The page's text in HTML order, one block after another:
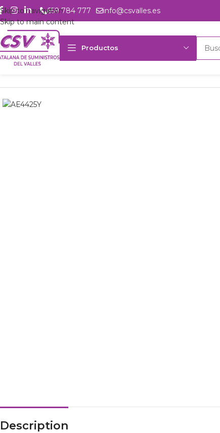
Skip to navigation
Skip to main content
659 784 777 info@csvalles.es
Productos
Inicio Productos
Description